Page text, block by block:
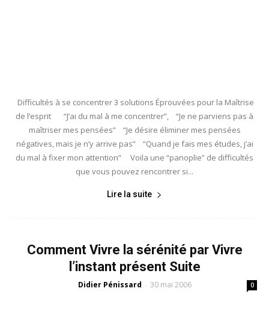
Difficultés à se concentrer 3 solutions Éprouvées pour la Maîtrise
de l’esprit “J’ai du mal à me concentrer”, “Je ne parviens pas à
maîtriser mes pensées” “Je désire éliminer mes pensées
négatives, mais je n’y arrive pas” “Quand je fais mes études, j’ai
du mal à fixer mon attention” Voila une “panoplie” de difficultés
que vous pouvez rencontrer si...
Lire la suite
Comment Vivre la sérénité par Vivre
l’instant présent Suite
Didier Pénissard - 30 mai 2006 0